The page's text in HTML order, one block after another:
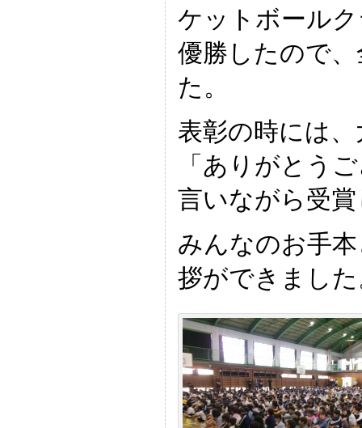
ケットボール
優勝したので
た。
表彰の時には
「ありがとう
言いながら受
みんなのお手
拶ができまし